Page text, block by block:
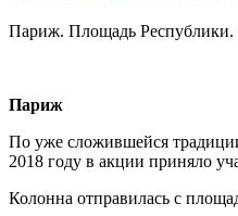
Париж. Площадь
Париж
По уже сложившейся
2018 году в акции приняло
Колонна отправилась с